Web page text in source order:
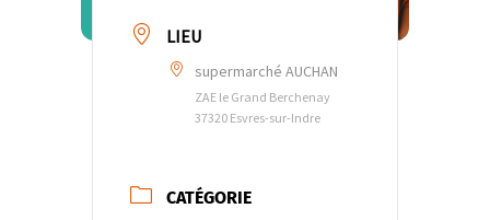
LIEU
supermarché AUCHAN
ZAE le Grand Berchenay
37320 Esvres-sur-Indre
CATÉGORIE